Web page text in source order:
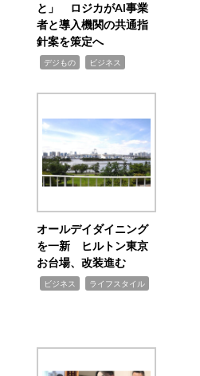
と」 ロジカがAI事業
者と導入機関の共通指
針案を策定へ
デジもの ビジネス
オールデイダイニング
を一新 ヒルトン東京
お台場、改装進む
ビジネス ライフスタイル